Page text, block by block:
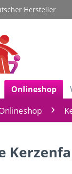
Hersteller
Onlineshop